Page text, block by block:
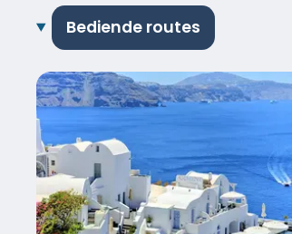
Bediende routes